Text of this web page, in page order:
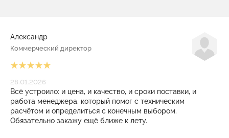
Александр
Коммерческий директор
28.01.2026
Всё устроило: и цена, и качество, и сроки поставки, и
работа менеджера, который помог с техническим
расчётом и определиться с конечным выбором.
Обязательно закажу ещё ближе к лету.